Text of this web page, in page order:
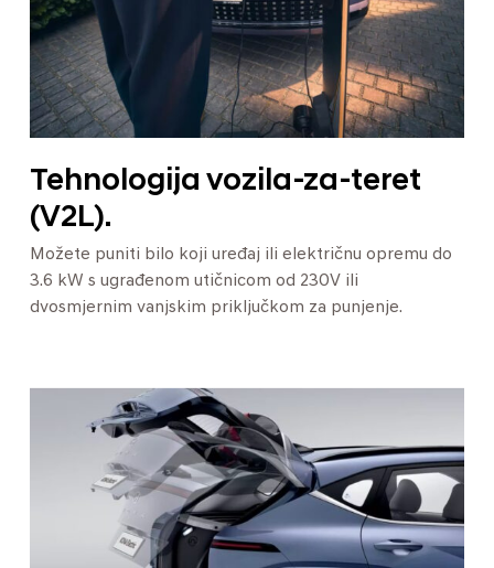
Tehnologija vozila-za-teret
(V2L).
Možete puniti bilo koji uređaj ili električnu opremu do
3.6 kW s ugrađenom utičnicom od 230V ili
dvosmjernim vanjskim priključkom za punjenje.